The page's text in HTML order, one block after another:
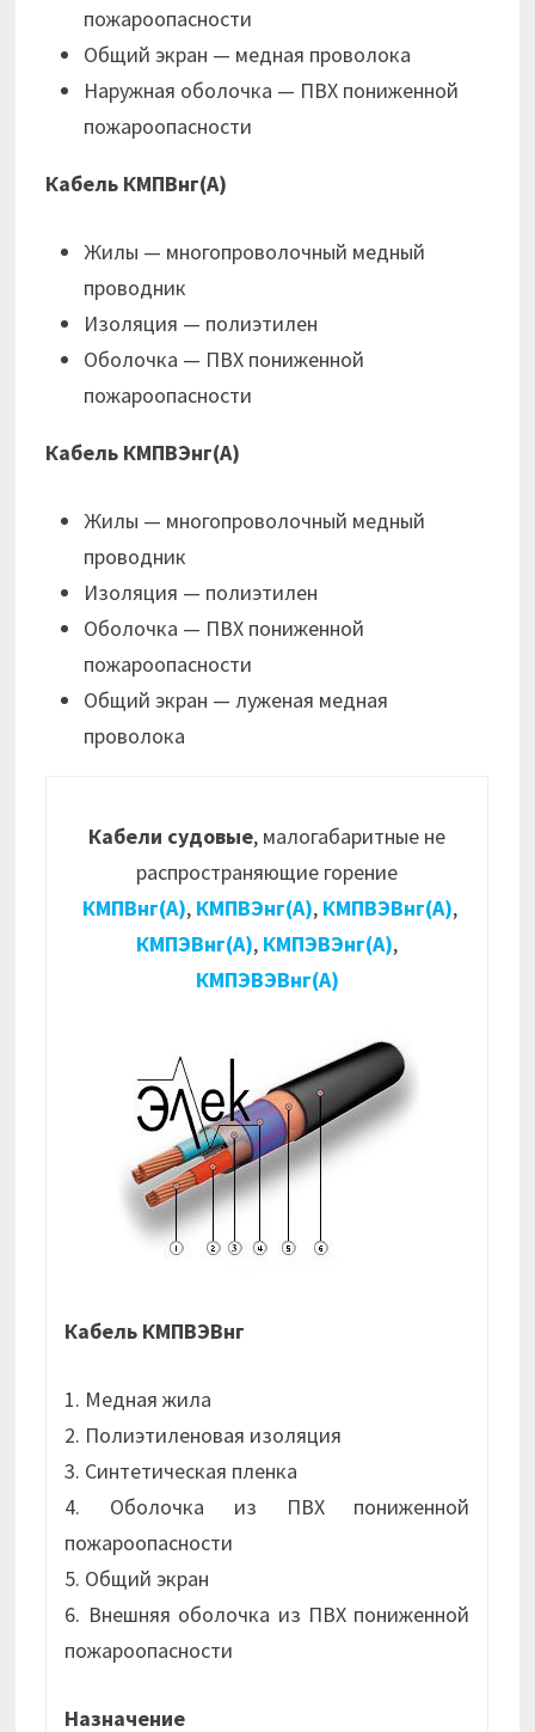
пожароопасности
Общий экран — медная проволока
Наружная оболочка — ПВХ пониженной
пожароопасности
Кабель КМПВнг(А)
Жилы — многопроволочный медный
проводник
Изоляция — полиэтилен
Оболочка — ПВХ пониженной
пожароопасности
Кабель КМПВЭнг(А)
Жилы — многопроволочный медный
проводник
Изоляция — полиэтилен
Оболочка — ПВХ пониженной
пожароопасности
Общий экран — луженая медная
проволока
Кабели судовые, малогабаритные не
распространяющие горение
КМПВнг(А), КМПВЭнг(А), КМПВЭВнг(А),
КМПЭВнг(А), КМПЭВЭнг(А),
КМПЭВЭВнг(А)
Кабель КМПВЭВнг
1. Медная жила
2. Полиэтиленовая изоляция
3. Синтетическая пленка
4. Оболочка из ПВХ пониженной
пожароопасности
5. Общий экран
6. Внешняя оболочка из ПВХ пониженной
пожароопасности
Назначение